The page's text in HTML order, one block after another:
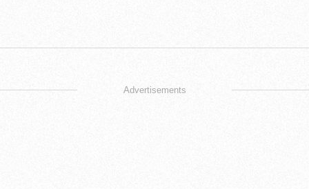
Advertisements